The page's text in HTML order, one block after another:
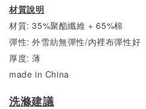
材質說明
材質: 35%聚酯纖維 + 65%棉
彈性: 外雪紡無彈性/內裡布彈性好
厚度: 薄
made in China
洗滌建議